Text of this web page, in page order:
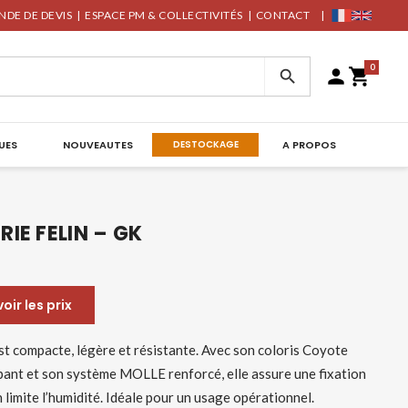
DE DEVIS | ESPACE PM & COLLECTIVITÉS | CONTACT |
 0
NOUVEAUTES DESTOCKAGE A PROPOS
FELIN – GK
les prix
compacte, légère et résistante. Avec son coloris Coyote
et son système MOLLE renforcé, elle assure une fixation
l’humidité. Idéale pour un usage opérationnel.